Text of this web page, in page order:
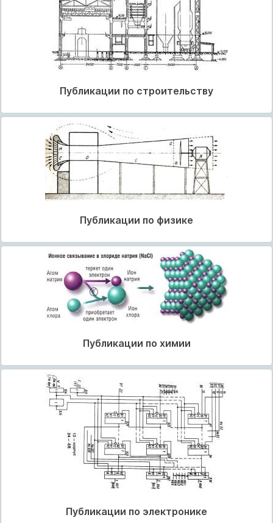
Публикации по строительству
Публикации по физике
Публикации по химии
Публикации по электронике